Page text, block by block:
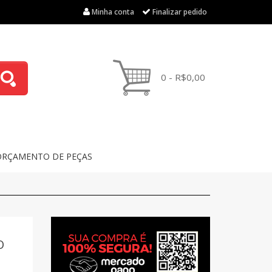
Minha conta Finalizar pedido
0 - R$0,00
DE PEÇAS